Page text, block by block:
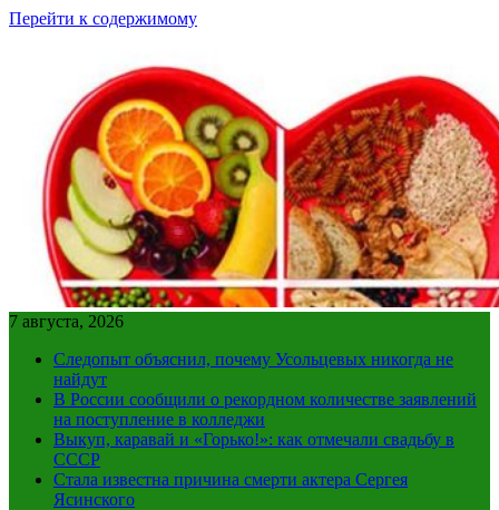
Перейти к содержимому
7 августа, 2026
Следопыт объяснил, почему Усольцевых никогда не
найдут
В России сообщили о рекордном количестве заявлений
на поступление в колледжи
Выкуп, каравай и «Горько!»: как отмечали свадьбу в
СССР
Стала известна причина смерти актера Сергея
Ясинского